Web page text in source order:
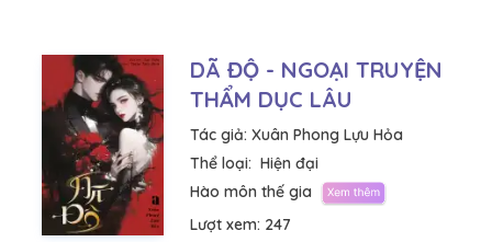
DÃ ĐỘ - NGOẠI TRUYỆN
THẨM DỤC LÂU
Tác giả: Xuân Phong Lựu Hỏa
Thể loại: Hiện đại
Hào môn thế gia
Lượt xem: 247